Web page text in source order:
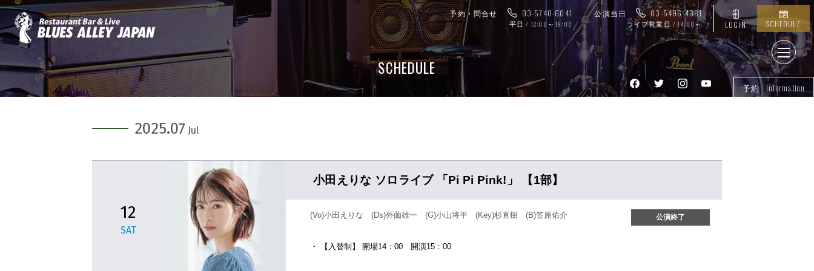
予約・問合せ 03-5740-6041
平日 / 12:00～19:00
公演当日 03-5496-4381
ライブ営業日 / 14:00～ LOGIN SCHEDULE
SCHEDULE
予約 information
2025.07 Jul
12
SAT
小田えりな ソロライブ 「Pi Pi Pink!」 【1部】
(Vo)小田えりな (Ds)外薗雄一 (G)小山将平 (Key)杉直樹 (B)笠原佑介
・ 【入替制】 開場14：00 開演15：00
公演終了